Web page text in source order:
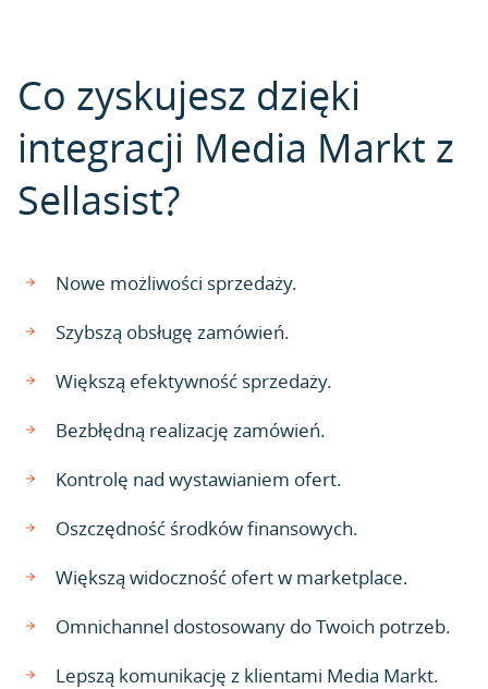
Co zyskujesz dzięki
integracji Media Markt z
Sellasist?
Nowe możliwości sprzedaży.
Szybszą obsługę zamówień.
Większą efektywność sprzedaży.
Bezbłędną realizację zamówień.
Kontrolę nad wystawianiem ofert.
Oszczędność środków finansowych.
Większą widoczność ofert w marketplace.
Omnichannel dostosowany do Twoich potrzeb.
Lepszą komunikację z klientami Media Markt.